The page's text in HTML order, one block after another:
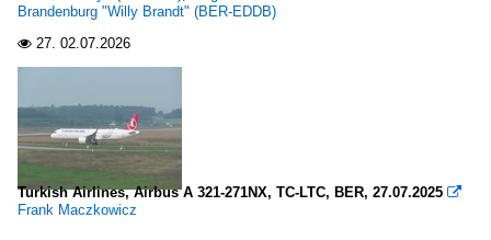
Brandenburg "Willy Brandt" (BER-EDDB)
 27. 02.07.2026
Turkish Airlines, Airbus A 321-271NX, TC-LTC, BER, 27.07.2025 
Frank Maczkowicz